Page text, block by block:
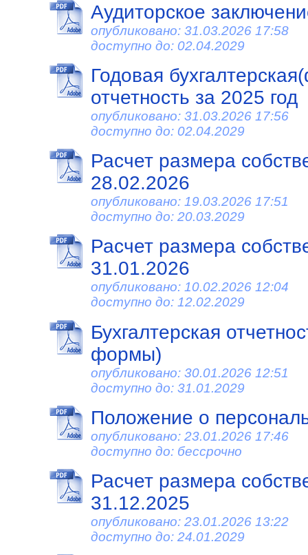
Аудиторское
опубликовано: 31.03.2026 17:58
доступно до: 02.04.2029
Годовая
отчетность за 2025 год
опубликовано: 31.03.2026 17:56
доступно до: 02.04.2029
Расчет размера
28.02.2026
опубликовано: 19.03.2026 17:51
доступно до: 20.03.2029
Расчет размера
31.01.2026
опубликовано: 10.02.2026 12:04
доступно до: 12.02.2029
Бухгалтерская
формы)
опубликовано: 30.01.2026 12:51
доступно до: 31.01.2029
Положение о
опубликовано: 23.01.2026 17:46
доступно до: бессрочно
Расчет размера
31.12.2025
опубликовано: 23.01.2026 13:22
доступно до: 24.01.2029